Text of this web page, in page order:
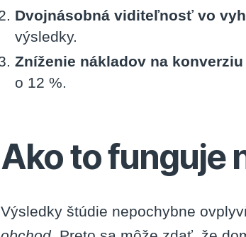
Dvojnásobná viditeľnosť vo
výsledky.
Zníženie nákladov na konverziu
o 12 %.
Ako to funguje
Výsledky štúdie nepochybne